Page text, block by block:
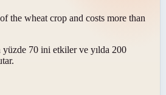
the wheat crop and costs more than
70 ini etkiler ve yılda 200